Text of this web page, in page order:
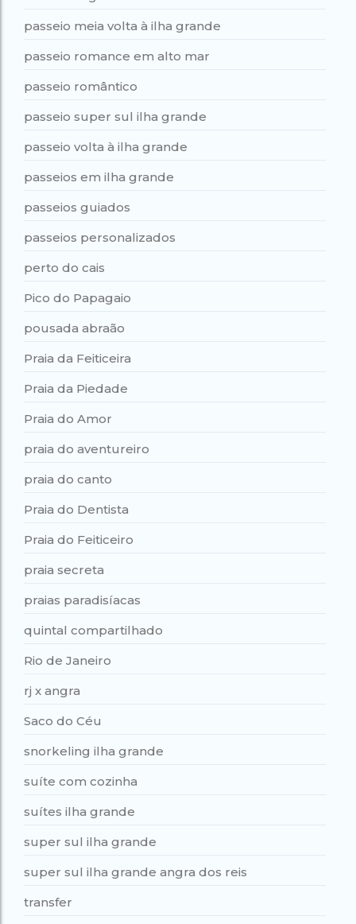
passeio meia volta à ilha grande
passeio romance em alto mar
passeio romântico
passeio super sul ilha grande
passeio volta à ilha grande
passeios em ilha grande
passeios guiados
passeios personalizados
perto do cais
Pico do Papagaio
pousada abraão
Praia da Feiticeira
Praia da Piedade
Praia do Amor
praia do aventureiro
praia do canto
Praia do Dentista
Praia do Feiticeiro
praia secreta
praias paradisíacas
quintal compartilhado
Rio de Janeiro
rj x angra
Saco do Céu
snorkeling ilha grande
suíte com cozinha
suítes ilha grande
super sul ilha grande
super sul ilha grande angra dos reis
transfer